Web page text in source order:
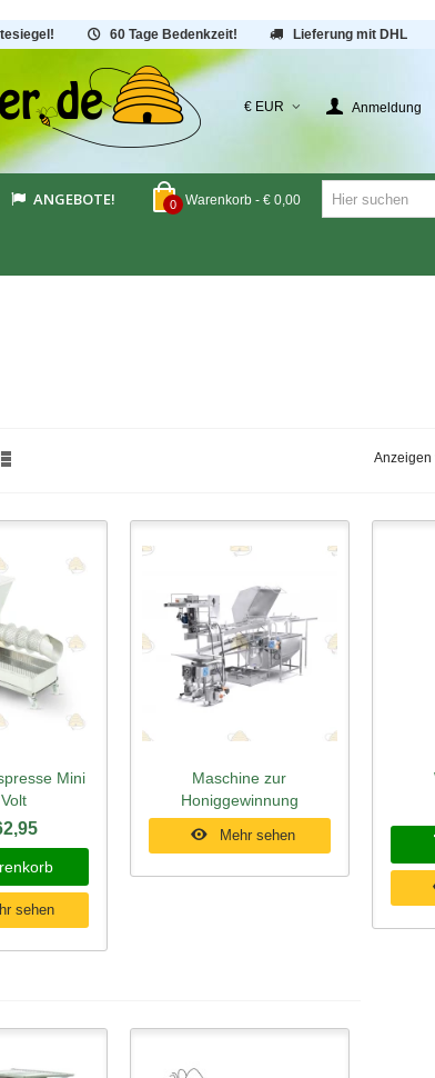
60 Tage Bedenkzeit! Lieferung mit DHL
€ EUR Anmeldung
0 Warenkorb - € 0,00
ANGEBOTE!
Anzeigen
Mini
sehen
Schnellansicht
Maschine zur
Honiggewinnung
Mehr sehen